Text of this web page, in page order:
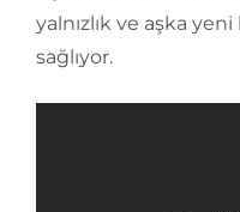
yalnızlık ve aşka
sağlıyor.